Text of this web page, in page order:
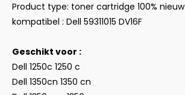
Product type: toner cartridge 100% nieuw
kompatibel : Dell 59311015 DV16F
Geschikt voor :
Dell 1250c 1250 c
Dell 1350cn 1350 cn